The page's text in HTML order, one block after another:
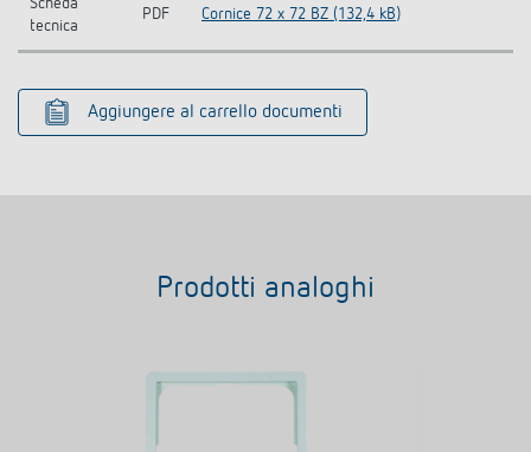
Scheda
tecnica
PDF Cornice 72 x 72 BZ (132,4 kB)
Aggiungere al carrello documenti
Prodotti analoghi